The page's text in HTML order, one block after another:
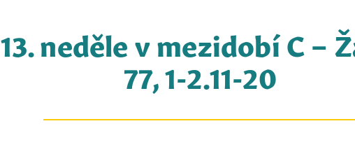
13. neděle v mezidobí C –
77, 1-2.11-20